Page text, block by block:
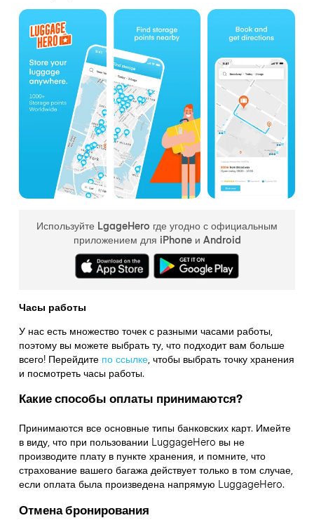
Используйте LgageHero где угодно с официальным
приложением для iPhone и Android
Часы работы
У нас есть множество точек с разными часами работы,
поэтому вы можете выбрать ту, что подходит вам больше
всего! Перейдите по ссылке,чтобы выбрать точку хранения
и посмотреть часы работы.
Какие способы оплаты принимаются?
Принимаются все основные типы банковских карт. Имейте
в виду, что при пользовании LuggageHero вы не
производите плату в пункте хранения, и помните, что
страхование вашего багажа действует только в том случае,
если оплата была произведена напрямую LuggageHero.
Отмена бронирования